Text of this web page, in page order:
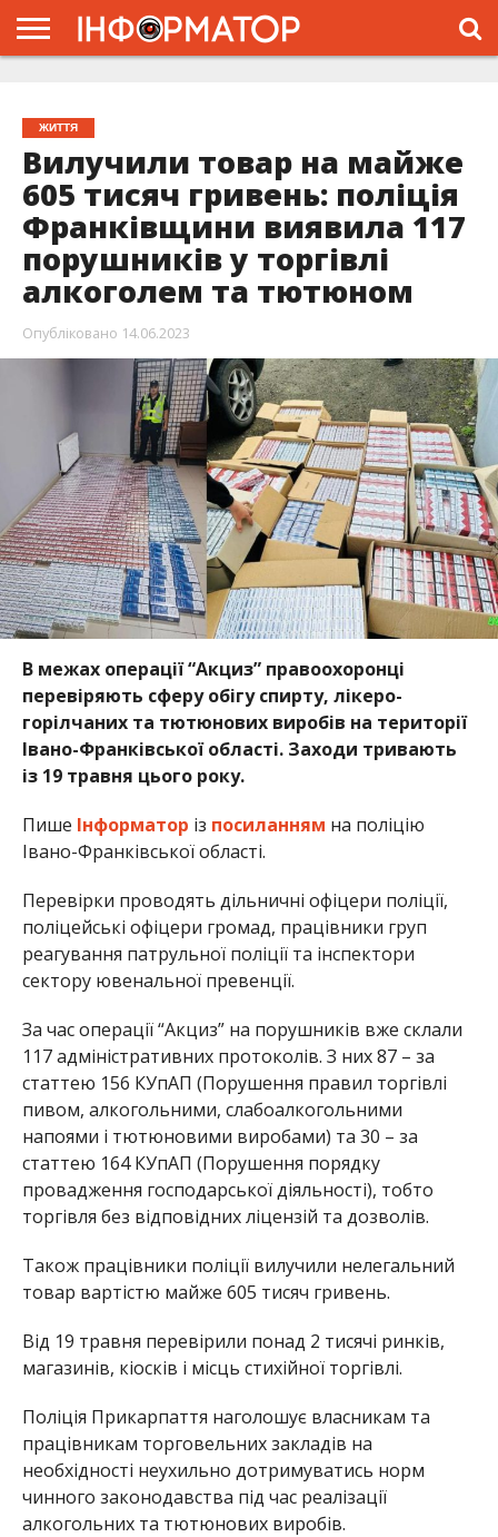
ЖИТТЯ
Вилучили товар на майже
605 тисяч гривень: поліція
Франківщини виявила 117
порушників у торгівлі
алкоголем та тютюном
Опубліковано 14.06.2023
В межах операції “Акциз” правоохоронці
перевіряють сферу обігу спирту, лікеро-
горілчаних та тютюнових виробів на території
Івано-Франківської області. Заходи тривають
із 19 травня цього року.
Пише Інформатор із посиланням на поліцію
Івано-Франківської області.
Перевірки проводять дільничні офіцери поліції,
поліцейські офіцери громад, працівники груп
реагування патрульної поліції та інспектори
сектору ювенальної превенції.
За час операції “Акциз” на порушників вже склали
117 адміністративних протоколів. З них 87 – за
статтею 156 КУпАП (Порушення правил торгівлі
пивом, алкогольними, слабоалкогольними
напоями і тютюновими виробами) та 30 – за
статтею 164 КУпАП (Порушення порядку
провадження господарської діяльності), тобто
торгівля без відповідних ліцензій та дозволів.
Також працівники поліції вилучили нелегальний
товар вартістю майже 605 тисяч гривень.
Від 19 травня перевірили понад 2 тисячі ринків,
магазинів, кіосків і місць стихійної торгівлі.
Поліція Прикарпаття наголошує власникам та
працівникам торговельних закладів на
необхідності неухильно дотримуватись норм
чинного законодавства під час реалізації
алкогольних та тютюнових виробів.